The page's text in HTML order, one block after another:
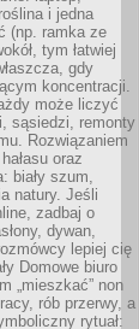
i jedna
(np. ramka ze
tym łatwiej
gdy
koncentracji.
może liczyć
sąsiedzi, remonty
Rozwiązaniem
oraz
biały szum,
natury. Jeśli
zadbaj o
dywan,
lepiej cię
Domowe biuro
„mieszkać” non
rób przerwy, a
rytuał: